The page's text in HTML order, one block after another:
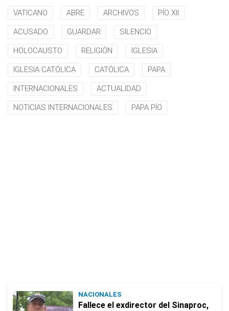
VATICANO ABRE ARCHIVOS PÍO XII
ACUSADO GUARDAR SILENCIO
HOLOCAUSTO RELIGIÓN IGLESIA
IGLESIA CATÓLICA CATÓLICA PAPA
INTERNACIONALES ACTUALIDAD
NOTICIAS INTERNACIONALES PAPA PÍO
NACIONALES
Fallece el exdirector del Sinaproc,